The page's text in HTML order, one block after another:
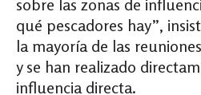
sobre las zonas de
qué pescadores hay”,
la mayoría de las
y se han realizado
influencia directa.